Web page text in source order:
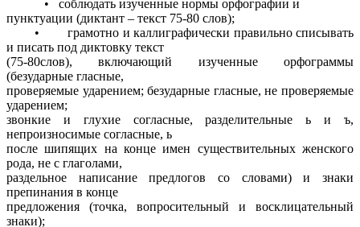
• соблюдать изученные нормы орфографии и
пунктуации (диктант – текст 75-80 слов);
• грамотно и каллиграфически правильно списывать
и писать под диктовку текст
(75-80слов), включающий изученные орфограммы
(безударные гласные,
проверяемые ударением; безударные гласные, не проверяемые
ударением;
звонкие и глухие согласные, разделительные ь и ъ,
непроизносимые согласные, ь
после шипящих на конце имен существительных женского
рода, не с глаголами,
раздельное написание предлогов со словами) и знаки
препинания в конце
предложения (точка, вопросительный и восклицательный
знаки);